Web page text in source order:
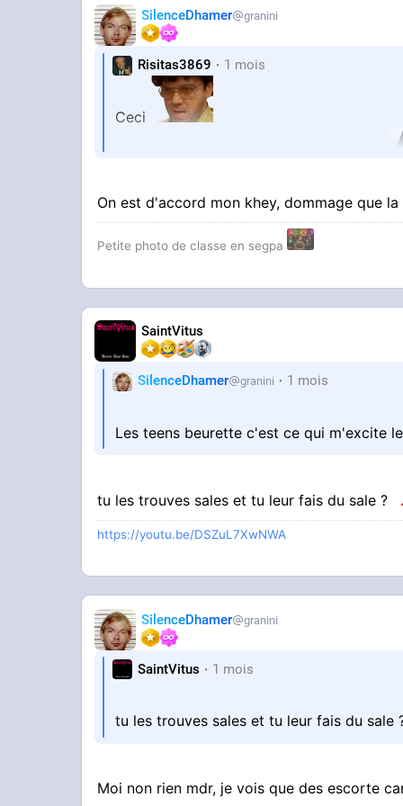
SilenceDhamer granini
Risitas3869 1 mois
Ceci
On est d'accord mon khey, dommage que
Petite photo de classe en segpa
SaintVitus
SilenceDhamer granini 1 mois
Les teens beurette c'est ce qui m'excite
tu les trouves sales et tu leur fais du sale ?
https://youtu.be/DSZuL7XwNWA
SilenceDhamer granini
SaintVitus 1 mois
tu les trouves sales et tu leur fais du sale
Moi non rien mdr, je vois que des escorte